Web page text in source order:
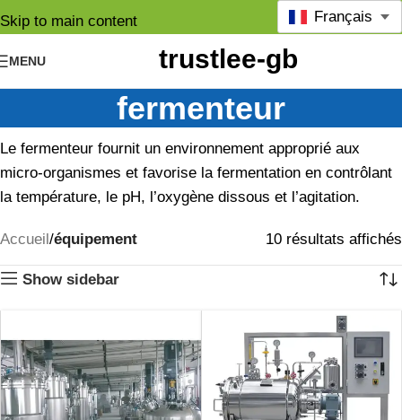
Skip to main content
MENU
Français
fermenteur
Le fermenteur fournit un environnement approprié aux
micro-organismes et favorise la fermentation en contrôlant
la température, le pH, l’oxygène dissous et l’agitation.
Accueil équipement 10 résultats affichés
Show sidebar